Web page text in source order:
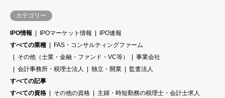
カテゴリー
IPO情報 IPOマーケット情報
IPO速報
すべての業種
FAS・コンサルティングファーム
その他（士業・金融・ファンド・VC等）
事業会社
会計事務所・税理士法人
独立・開業
監査法人
すべての記事
すべての資格
その他の資格
主婦・時短勤務の税理士・会計士求人